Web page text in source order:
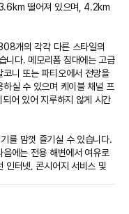
떨어져 있으며, 4.2km
개의 각각 다른 스타일의
니다. 메모리폼 침대에는 고급
니 또는 파티오에서 전망을
실 수 있으며 케이블 채널 프
어 있어 지루하지 않게 시간
를 맘껏 즐기실 수 있습니다.
에는 전용 해변에서 여유로
인터넷, 콘시어지 서비스 및
인 Horizons에서 식사를 간